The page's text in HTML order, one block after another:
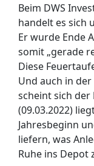
Beim DWS
handelt es sich
Er wurde Ende
somit „gerade
Diese
Und auch in
scheint sich der
(09.03.2022)
Jahresbeginn
liefern, was
Ruhe ins Depot